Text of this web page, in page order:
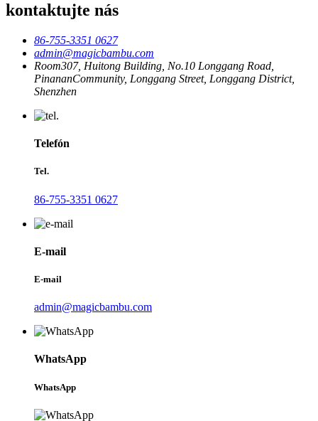
kontaktujte nás
86-755-3351 0627
admin@magicbambu.com
Room307, Huitong Building, No.10 Longgang Road,
PinananCommunity, Longgang Street, Longgang District,
Shenzhen
Telefón
Tel.
86-755-3351 0627
E-mail
E-mail
admin@magicbambu.com
WhatsApp
WhatsApp